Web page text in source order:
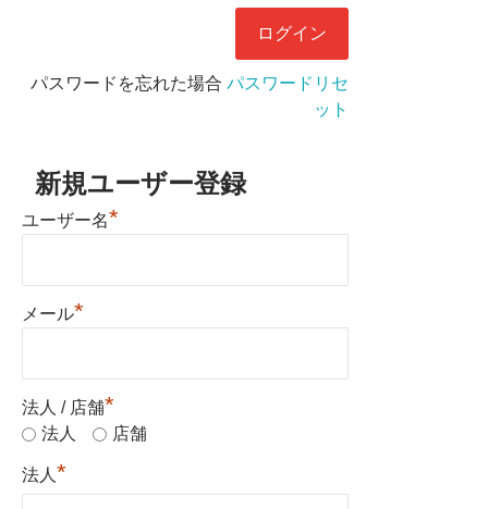
パスワードを忘れた場合 パスワードリセ
ット
新規ユーザー登録
ユーザー名*
メール*
法人 / 店舗*
法人 店舗
法人 *